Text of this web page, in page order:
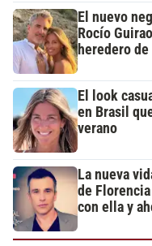
El nuevo
Rocío
heredero
El look
en Brasil
verano
La nueva
de
con ella y